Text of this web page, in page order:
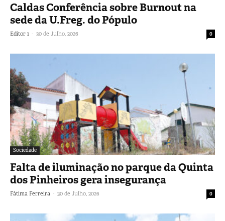
Caldas Conferência sobre Burnout na
sede da U.Freg. do Pópulo
Editor 1 - 30 de Julho, 2026 0
Sociedade
Falta de iluminação no parque da Quinta
dos Pinheiros gera insegurança
Fátima Ferreira - 30 de Julho, 2026 0